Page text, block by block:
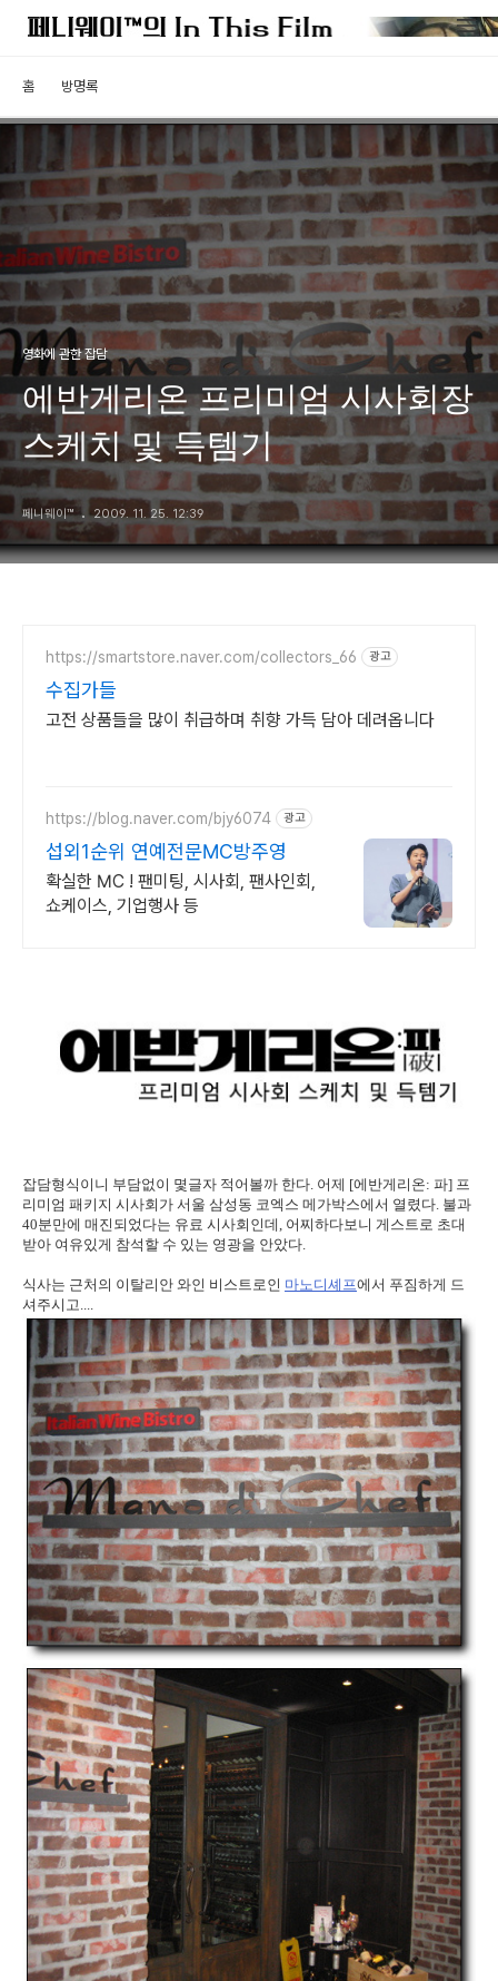
홈 방명록
영화에 관한 잡담
에반게리온 프리미엄 시사회장
스케치 및 득템기
페니웨이™ 2009. 11. 25. 12:39
https://smartstore.naver.com/collectors_66 광고
수집가들
고전 상품들을 많이 취급하며 취향 가득 담아 데려옵니다
https://blog.naver.com/bjy6074 광고
섭외1순위 연예전문MC방주영
확실한 MC ! 팬미팅, 시사회, 팬사인회,
쇼케이스, 기업행사 등
잡담형식이니 부담없이 몇글자 적어볼까 한다. 어제 [에반게리온: 파] 프
리미엄 패키지 시사회가 서울 삼성동 코엑스 메가박스에서 열렸다. 불과
40분만에 매진되었다는 유료 시사회인데, 어찌하다보니 게스트로 초대
받아 여유있게 참석할 수 있는 영광을 안았다.
식사는 근처의 이탈리안 와인 비스트로인 마노디셰프에서 푸짐하게 드
셔주시고....